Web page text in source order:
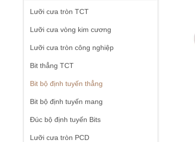
Lưỡi cưa tròn TCT
Lưỡi cưa vòng kim cương
Lưỡi cưa tròn công nghiệp
Bit thẳng TCT
Bit bộ định tuyến thẳng
Bit bộ định tuyến mang
Đúc bộ định tuyến Bits
Lưỡi cưa tròn PCD